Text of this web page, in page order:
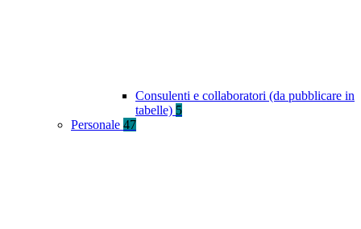
Consulenti e collaboratori (da pubblicare in
tabelle) 5
Personale 47